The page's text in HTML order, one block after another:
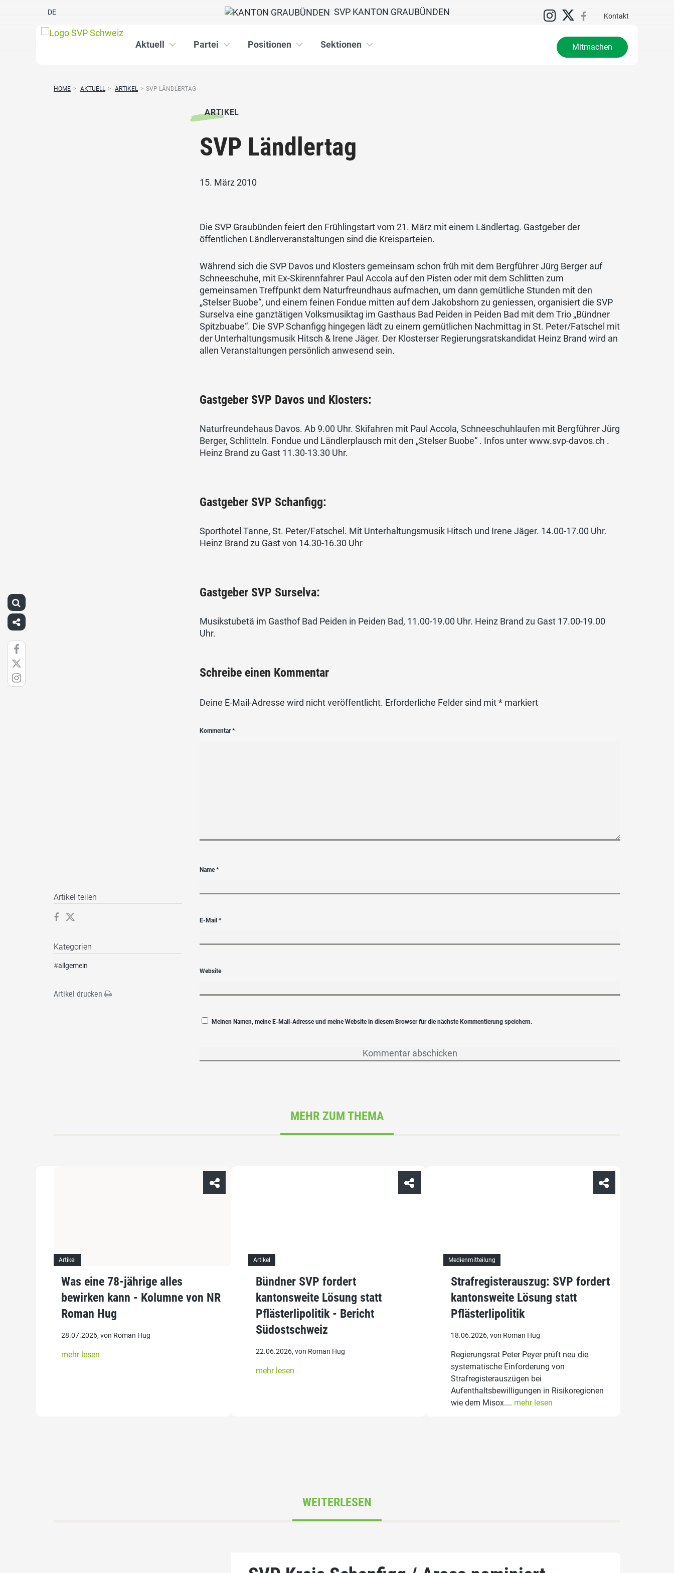
DE Kontakt
SVP KANTON GRAUBÜNDEN
Aktuell Partei Positionen Sektionen Mitmachen
HOME > AKTUELL > ARTIKEL > SVP LÄNDLERTAG
ARTIKEL
SVP Ländlertag
15. März 2010
Die SVP Graubünden feiert den Frühlingstart vom 21. März mit einem Ländlertag. Gastgeber der
öffentlichen Ländlerveranstaltungen sind die Kreisparteien.
Während sich die SVP Davos und Klosters gemeinsam schon früh mit dem Bergführer Jürg Berger auf
Schneeschuhe, mit Ex-Skirennfahrer Paul Accola auf den Pisten oder mit dem Schlitten zum
gemeinsamen Treffpunkt dem Naturfreundhaus aufmachen, um dann gemütliche Stunden mit den
„Stelser Buobe“, und einem feinen Fondue mitten auf dem Jakobshorn zu geniessen, organisiert die SVP
Surselva eine ganztätigen Volksmusiktag im Gasthaus Bad Peiden in Peiden Bad mit dem Trio „Bündner
Spitzbuabe“. Die SVP Schanfigg hingegen lädt zu einem gemütlichen Nachmittag in St. Peter/Fatschel mit
der Unterhaltungsmusik Hitsch & Irene Jäger. Der Klosterser Regierungsratskandidat Heinz Brand wird an
allen Veranstaltungen persönlich anwesend sein.
Gastgeber SVP Davos und Klosters:
Naturfreundehaus Davos. Ab 9.00 Uhr. Skifahren mit Paul Accola, Schneeschuhlaufen mit Bergführer Jürg
Berger, Schlitteln. Fondue und Ländlerplausch mit den „Stelser Buobe“ . Infos unter www.svp-davos.ch .
Heinz Brand zu Gast 11.30-13.30 Uhr.
Gastgeber SVP Schanfigg:
Sporthotel Tanne, St. Peter/Fatschel. Mit Unterhaltungsmusik Hitsch und Irene Jäger. 14.00-17.00 Uhr.
Heinz Brand zu Gast von 14.30-16.30 Uhr
Gastgeber SVP Surselva:
Musikstubetä im Gasthof Bad Peiden in Peiden Bad, 11.00-19.00 Uhr. Heinz Brand zu Gast 17.00-19.00
Uhr.
Schreibe einen Kommentar
Deine E-Mail-Adresse wird nicht veröffentlicht. Erforderliche Felder sind mit* markiert
Kommentar*
Name*
E-Mail*
Website
Meinen Namen, meine E-Mail-Adresse und meine Website in diesem Browser für die nächste Kommentierung speichern.
Artikel teilen
Kategorien
#allgemein
Artikel drucken
MEHR ZUM THEMA
Artikel
Was eine 78-jährige alles
bewirken kann - Kolumne von NR
Roman Hug
28.07.2026, von Roman Hug
mehr lesen
Artikel
Bündner SVP fordert
kantonsweite Lösung statt
Pflästerlipolitik - Bericht
Südostschweiz
22.06.2026, von Roman Hug
mehr lesen
Medienmitteilung
Strafregisterauszug: SVP fordert
kantonsweite Lösung statt
Pflästerlipolitik
18.06.2026, von Roman Hug
Regierungsrat Peter Peyer prüft neu die
systematische Einforderung von
Strafregisterauszügen bei
Aufenthaltsbewilligungen in Risikoregionen
wie dem Misox.... mehr lesen
WEITERLESEN